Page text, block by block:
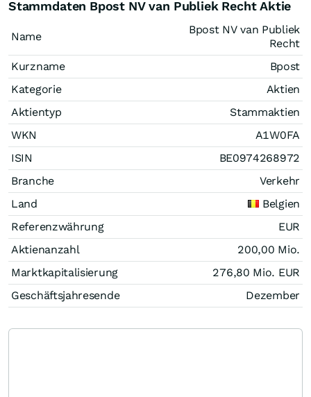
Stammdaten Bpost NV van Publiek Recht Aktie
Name
Bpost NV van Publiek
Recht
Kurzname
Bpost
Kategorie
Aktien
Aktientyp
Stammaktien
WKN
A1W0FA
ISIN
BE0974268972
Branche
Verkehr
Land
Belgien
Referenzwährung
EUR
Aktienanzahl
200,00 Mio.
Marktkapitalisierung
276,80 Mio. EUR
Geschäftsjahresende
Dezember